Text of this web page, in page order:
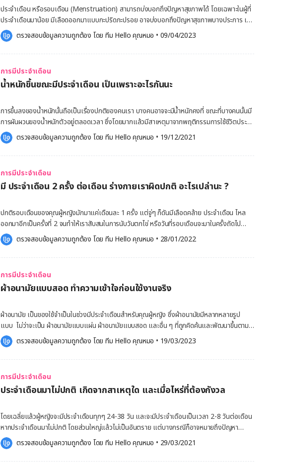
เมนไม่มา สาเหตุที่อาจทำให้ประจำเดือนไม่มา อาจมาจากหลายปัจจัยด้วยกัน ดังนี้ ความเครียด เมื่อ
ระดับความเครียดเพิ่มขึ้น อาจทำให้รอบเดือนเลื่อน หรือประจำเดือนไม่มาได้ ควรบรรเทาความเครียด
ด้วยกิจกรรมที่ชื่นชอบ เพื่อความผ่อนคลาย เช่น การออกกำลังกาย การวิ่ง การลดน้ำหนัก […]
ประจำเดือน หรือรอบเดือน (Menstruation) สามารถบ่งบอกถึงปัญหาสุขภาพได้ โดยเฉพาะในผู้ที่
ประจำเดือนมาน้อย มีเลือดออกมาแบบกะปริดกะปรอย อาจบ่งบอกถึงปัญหาสุขภาพบางประการ เช่น
วัยทอง วัยหมดประจำเดือน น้ำหนัก การรับประทานอาหาร ซึ่งการแก้ปัญหาประจำเดือนมาน้อยอาจ
ทำได้ด้วยการดูแลสุขภาพร่างกายอย่างสม่ำเสมอ แต่หากประจำเดือนยังมาน้อยจนเกิดความวิตก
กังวล ควรเข้าพบคุณหมอเพื่อรับการวินิจฉัยและการรักษา [embed-health-tool-ovulation]
35 วัน เป็นครั้งละประมาณ 2-7 วัน แต่ในผู้ที่ ประจำเดือน มาไม่ปกติ (Irregular Periods) ประจำ
เดือนมาน้อยมักมีรอบเดือนครั้งละประมาณ 1-2 วันเท่านั้น อย่างไรก็ตาม การที่ประจำเดือนมาน้อย
ช่วงอายุวัย วัยทอง วัยหมดประจำเดือน น้ำหนัก การรับประทานอาหาร การออกกำลังกายอย่างหนัก
ภาวะความเครียด รวมถึงอยู่ที่อยู่ในภาวะตั้งครรภ์หรือให้นมบุตร สัญญาณเตือนที่บ่งบอกว่า ประจำ
เดือนมาน้อย หากประจำเดือนมาน้อยอาจส่งผลให้เกิดอาการต่าง ๆ ดังนี้ เลือดประจำเดือนออกน้อย
มีเลือดออกกะปริดกะปรอยการมีประจำเดือน ส่วนใหญ่ผู้ที่ประจำเดือนมาน้อย มักมีรอบเดือนครั้งละ
เกิดจากหลายสาเหตุหลายปัจจัยด้วยกัน […]
ตรวจสอบข้อมูลความถูกต้อง โดย ทีม Hello คุณหมอ • 09/04/2023
การมีประจำเดือน
น้ำหนักขึ้นขณะมีประจำเดือน เป็นเพราะอะไรกันนะ
การขึ้นลงของน้ำหนักนั้นถือเป็นเรื่องปกติของคนเรา บางคนอาจจะมีน้ำหนักคงที่ ขณะที่บางคนนั้นมี
การผันผวนของน้ำหนักตัวอยู่ตลอดเวลา ซึ่งโดยมากแล้วมีสาเหตุมาจากพฤติกรรมการใช้ชีวิตประจำ
วัน เช่น การรับประทานอาหารที่มีส่วนทำให้น้ำหนักขึ้น การไม่ค่อยออกกำลังกาย พักผ่อนไม่เพียงพอ
หรืออาจเป็นอาการทางสุขภาพ เช่น ภาวะไทรอยด์ อย่างไรก็ตาม อีกหนี่งสภาวะที่ทำให้น้ำหนักตัว
ผันผวน โดยจะพบได้เฉพาะผู้หญิงนั่นก็คือ การมีประจำเดือน แต่ทำไมผู้หญิงถึง น้ำหนักขึ้นขณะมี
อะไร การเปลี่ยนแปลงของฮอร์โมน ปัญหาหลักที่ครอบคลุมถึงสาเหตุต่าง ๆ ในขณะที่มีรอบเดือนก็
คือ การเปลี่ยนแปลงของปริมาณและระดับของฮอร์โมน โดยในช่วงก่อนมีประจำเดือนเพียงไม่กี่วัน
(estrogen)และโปรเจสเตอโรน(progesterone) จะเริ่มลดลง จากนั้นร่างกายจะเริ่มมีการกักเก็บ
น้ำ และการกักเก็บน้ำเนื่องจากระดับฮอร์โมนที่เปลี่ยนไปนี้นี่เอง ที่มีส่วนทำให้น้ำหนักขึ้นในขณะที่มี
รอบเดือน อาการท้องอืด ในช่วงที่ฮอร์โมนมีการเปลี่ยนแปลงนี้ มีส่วนที่ทำให้เกิดอาการท้องอืด
เพราะเป็นการไปเพิ่มปริมาณของแก๊สให้เกิดขึ้นในระบบทางเดินอาหาร เมื่อมีแก๊สมากขึ้นจึงทำให้เกิด
หญิงหลายท่านมีอาการหิวบ่อย ๆ จนกระทั่งกินเกินลิมิตของตัวเอง เป็นเพราะว่า ช่วงไม่กี่สัปดาห์
ก่อนมีประจำเดือน ร่างกายจะมีระดับของโปรเจสเตอโรนที่สูง และจะลดลงเมื่อใกล้วันที่มีรอบเดือน
ฮอร์โมนที่ทำหน้าที่ในการควบคุมเซโรโทนิน (serotonin)ซึ่งเป็นสารสื่อประสาทที่ทำหน้าที่เกี่ยวกับ
อารมณ์และความอยากอาหาร เมื่อมีประจำเดือน ฮอร์โมนทั้งสองลดลง เซโรโทนินจึงทำหน้าที่โดย
ไม่มีอะไรมาคอยควบคุม ทำให้รู้สึกหิวและกินมากขึ้นผิดปกติในระหว่างนี้นั่นเอง ปริมาณของ
แมกนีเซียมลดลง แมกนีเซียมทำหน้าที่ในการควบคุมดูแลไม่ให้ร่างกายขาดน้ำ เมื่อเวลาของประจำ
ตรวจสอบข้อมูลความถูกต้อง โดย ทีม Hello คุณหมอ • 19/12/2021
การมีประจำเดือน
มี ประจำเดือน 2 ครั้ง ต่อเดือน ร่างกายเราผิดปกติ อะไรเปล่านะ ?
ปกติรอบเดือนของคุณผู้หญิงมักมาแค่เดือนละ 1 ครั้ง แต่จู่ๆ ก็ดันมีเลือดคล้าย ประจำเดือน ไหล
ออกมาอีกเป็นครั้งที่ 2 จนทำให้เราสับสนในการนับวันตกไข่ หรือวันที่รอบเดือนจะมาในครั้งถัดไป
สาวๆ บางคนแอบวิตกกังวลเล็กน้อย เพราะกลัวโรคร้ายแรงจะถามหา วันนี้ Hello คุณหมอ จึงพา
คุณผู้หญิงทั้งหลายมาคลายข้อสงสัยกัน ประจำเดือน มาถี่ๆ เกิดจากสาเหตุอะไรหรือ… วงจรของ
รอบเดือนที่เปลี่ยนแปลงไป เป็นเรื่องปกติที่มักพบในเด็กสาววัยรุ่นส่วนใหญ่ สำหรับบางคนประจำ
เลยทีเดียว ซึ่งมีสาเหตุหลักๆ ดังต่อไปนี้ ฮอร์โมนของวัยแรกรุ่นที่ยังไม่สมดุลคงที่ มีความตึงเครียด
ปะปนในขณะถึงวันตกไข่ ภาวะไข่ไม่ตก (Lack of ovulation) ไทรอยด์เป็นพิษ
รวดเร็ว ภาวะร่างกายที่กำลังเข้าสู่ช่วงวัยหมดประจำเดือน สีของประจำเดือนในรอบที่สองนั้นอาจ
แตกต่างจากรอบแรก มักปรากฏให้เห็นลักษณะสีแดงเข้ม น้ำตาล หรือชมพูอ่อนๆ และมีจำนวน
ปริมาณของเลือดลดน้อยลงกว่าเดิม เพื่อป้องกันการเปอะเปื้อนควรพกผ้าอนามัยติดตัวไว้ เมื่อเริ่มมี
อาการปวดเกร็งบริเวณท้องน้อย อาการแทรกซ้อนเมื่อ ประจำเดือน คุณกำลังมารอบที่ 2 ปวด เมื่อย
ตรวจสอบข้อมูลความถูกต้อง โดย ทีม Hello คุณหมอ • 28/01/2022
การมีประจำเดือน
ผ้าอนามัยแบบสอด ทำความเข้าใจก่อนใช้งานจริง
ผ้าอนามัย เป็นของใช้จำเป็นในช่วงมีประจำเดือนสำหรับคุณผู้หญิง ซึ่งผ้าอนามัยมีหลากหลายรูป
แบบ ไม่ว่าจะเป็น ผ้าอนามัยแบบแผ่น ผ้าอนามัยแบบสอด และอื่น ๆ ที่ถูกคิดค้นและพัฒนาขึ้นตาม
ยุคตามสมัย โดยการเลือกใช้ผ้าอนามัยอาจขึ้นอยู่กับความพึงพอใจของแต่ละบุคคล อย่างไรก็ตาม
สำหรับผู้หญิงที่ต้องการใช้ผ้าอนามัยแบบสอด ควรศึกษาถึงวิธีการใช้ที่ถูกต้อง เพื่อการใช้งานที่มี
ประสิทธิภาพและปลอดภัย [embed-health-tool-ovulation] ทำความรู้จักกับ ผ้าอนามัยแบบ
(Tampon) ถือเป็นอุปกรณ์ทางการแพทย์ เนื่องจากผ้าอนามัยแบบสอดจะถูกแทรกเข้าไปในช่อง
คลอด เพื่อดูดซับประจำเดือน ซึ่งผ้าอนามัยแบบสอดมีลักษณะเป็นทรงกระบอก ทำจากฝ้าย เรยอน
พลาสติก กระดาษแข็ง หรือสามารถใส่โดยตรงก็ได้เช่นกัน เมื่อผ้าอนามัยแบบสอดถูกใส่เข้าไปในช่อง
คลอดจะมีการขยายตัวเกิดขึ้น ซึ่งผ้าอนามัยแบบสอดมีให้เลือกหลายขนาดด้วยกัน โดยขนาดนั้นหมาย
ถึงความสามารถในการดูดซับ ไม่ได้หมายถึงความยาว หรือความกว้าง เมื่อผ้าอนามัยแบบสอดเข้าไป
อยู่ในร่างกาย นอกจากผ้าอนามัยแบบสอดจะใช้ในการดูดซับประจำเดือนแล้ว บางครั้งยังถูกนำมาใช้
ตรวจสอบข้อมูลความถูกต้อง โดย ทีม Hello คุณหมอ • 19/03/2023
การมีประจำเดือน
ประจำเดือนมาไม่ปกติ เกิดจากสาเหตุใด และเมื่อไหร่ที่ต้องกังวล
โดยเฉลี่ยแล้วผู้หญิงจะมีประจำเดือนทุกๆ 24-38 วัน และจะมีประจำเดือนเป็นเวลา 2-8 วันต่อเดือน
หากประจำเดือนมาไม่ปกติ โดยส่วนใหญ่แล้วไม่เป็นอันตราย แต่บางกรณีก็อาจหมายถึงปัญหา
สุขภาพบางอย่าง แล้ว ประจำเดือนมาไม่ปกติ เกิดจากสาเหตุใด และเมื่อไหร่ที่ควรปรึกษาคุณหมอ
ประจำเดือนมาไม่ปกติ มีลักษณะเป็นอย่างไร รอบประจำเดือนมาไม่ปกติ อาจมีลักษณะต่างๆ เช่น
ประจำเดือนมาน้อยหรือมากผิดปกติ ประจำเดือนมาหลายวัน มากเกินไป ช่วงเวลาก่อนมีประจำเดือน
ตรวจสอบข้อมูลความถูกต้อง โดย ทีม Hello คุณหมอ • 29/03/2021